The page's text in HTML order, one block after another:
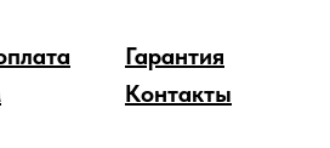
Гарантия
Контакты